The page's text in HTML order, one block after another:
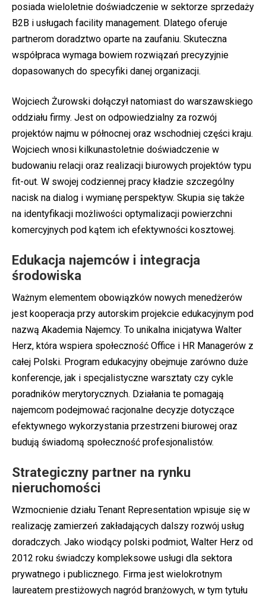
posiada wieloletnie doświadczenie w sektorze sprzedaży
B2B i usługach facility management. Dlatego oferuje
partnerom doradztwo oparte na zaufaniu. Skuteczna
współpraca wymaga bowiem rozwiązań precyzyjnie
dopasowanych do specyfiki danej organizacji.
Wojciech Żurowski dołączył natomiast do warszawskiego
oddziału firmy. Jest on odpowiedzialny za rozwój
projektów najmu w północnej oraz wschodniej części kraju.
Wojciech wnosi kilkunastoletnie doświadczenie w
budowaniu relacji oraz realizacji biurowych projektów typu
fit-out. W swojej codziennej pracy kładzie szczególny
nacisk na dialog i wymianę perspektyw. Skupia się także
na identyfikacji możliwości optymalizacji powierzchni
komercyjnych pod kątem ich efektywności kosztowej.
Edukacja najemców i integracja
środowiska
Ważnym elementem obowiązków nowych menedżerów
jest kooperacja przy autorskim projekcie edukacyjnym pod
nazwą Akademia Najemcy. To unikalna inicjatywa Walter
Herz, która wspiera społeczność Office i HR Managerów z
całej Polski. Program edukacyjny obejmuje zarówno duże
konferencje, jak i specjalistyczne warsztaty czy cykle
poradników merytorycznych. Działania te pomagają
najemcom podejmować racjonalne decyzje dotyczące
efektywnego wykorzystania przestrzeni biurowej oraz
budują świadomą społeczność profesjonalistów.
Strategiczny partner na rynku
nieruchomości
Wzmocnienie działu Tenant Representation wpisuje się w
realizację zamierzeń zakładających dalszy rozwój usług
doradczych. Jako wiodący polski podmiot, Walter Herz od
2012 roku świadczy kompleksowe usługi dla sektora
prywatnego i publicznego. Firma jest wielokrotnym
laureatem prestiżowych nagród branżowych, w tym tytułu